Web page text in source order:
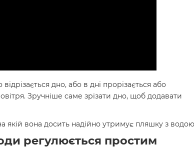
дно, або в дні прорізається або
Зручніше саме зрізати дно, щоб додавати
якій вона досить надійно утримує пляшку з
регулюється простим